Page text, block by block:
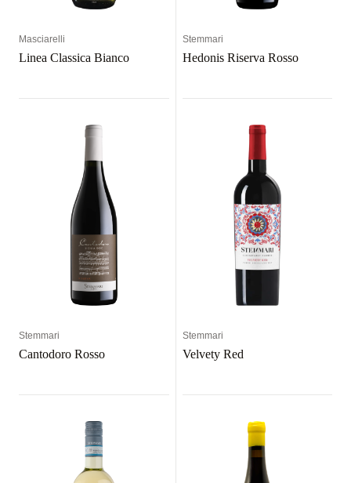
Masciarelli
Linea Classica Bianco
Stemmari
Hedonis Riserva Rosso
Stemmari
Cantodoro Rosso
Stemmari
Velvety Red